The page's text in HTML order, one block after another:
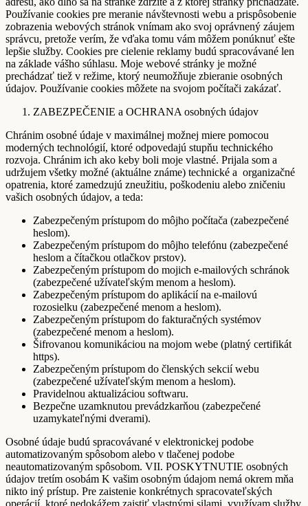
Používanie cookies pre meranie návštevnosti webu a prispôsobenie
zobrazenia webových stránok vnímam ako svoj oprávnený záujem
správcu, pretože verím, že vďaka tomu vám môžem ponúknuť ešte
lepšie služby. Cookies pre cielenie reklamy budú spracovávané len
na základe vášho súhlasu. Moje webové stránky je možné
prechádzať tiež v režime, ktorý neumožňuje zbieranie osobných
údajov. Používanie cookies môžete na svojom počítači zakázať.
ZABEZPEČENIE a OCHRANA osobných údajov
Chránim osobné údaje v maximálnej možnej miere pomocou
moderných technológií, ktoré odpovedajú stupňu technického
rozvoja. Chránim ich ako keby boli moje vlastné. Prijala som a
udržujem všetky možné (aktuálne známe) technické a organizačné
opatrenia, ktoré zamedzujú zneužitiu, poškodeniu alebo zničeniu
vašich osobných údajov, a teda:
Zabezpečeným prístupom do môjho počítača (zabezpečené
heslom).
Zabezpečeným prístupom do môjho telefónu (zabezpečené
heslom a čítačkou otlačkov prstov).
Zabezpečeným prístupom do mojich e-mailových schránok
(zabezpečené užívateľským menom a heslom).
Zabezpečeným prístupom do aplikácií na e-mailovú
rozosielku (zabezpečené menom a heslom).
Zabezpečeným prístupom do fakturačných systémov
(zabezpečené menom a heslom).
Šifrovanou komunikáciou na mojom webe (platný certifikát
https).
Zabezpečeným prístupom do členských sekcií webu
(zabezpečené užívateľským menom a heslom).
Pravidelnou aktualizáciou softwaru.
Bezpečne uzamknutou prevádzkarňou (zabezpečené
uzamykateľnými dverami).
Osobné údaje budú spracovávané v elektronickej podobe
automatizovaným spôsobom alebo v tlačenej podobe
neautomatizovaným spôsobom. VII. POSKYTNUTIE osobných
údajov tretím osobám K vašim osobným údajom nemá okrem mňa
nikto iný prístup. Pre zaistenie konkrétnych spracovateľských
operácií, ktoré nedokážem zaistiť vlastnými silami, využívam služby